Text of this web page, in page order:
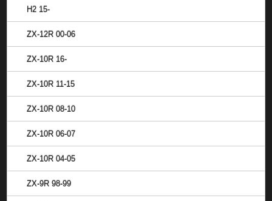
H2 15-
ZX-12R 00-06
ZX-10R 16-
ZX-10R 11-15
ZX-10R 08-10
ZX-10R 06-07
ZX-10R 04-05
ZX-9R 98-99